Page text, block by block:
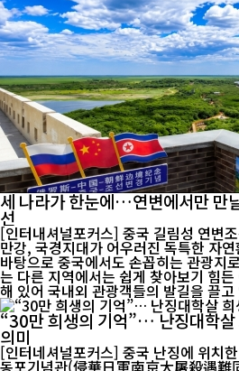
세 나라가 한눈에…연변에서만 만
선
[인터내셔널포커스] 중국 길림성 연변
만강, 국경지대가 어우러진 독특한 자
바탕으로 중국에서도 손꼽히는 관광지
는 다른 지역에서는 쉽게 찾아보기 힘
“30만 희생의 기억”… 난징대학살
의미
[인터네셔널포커스] 중국 난징에 위치